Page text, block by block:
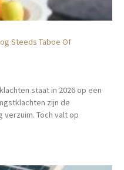
Steeds Taboe Of
staat in 2026 op een
zijn de
Toch valt op